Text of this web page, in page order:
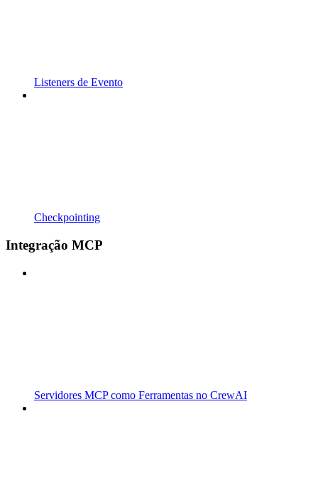
Listeners de Evento
Checkpointing
Integração MCP
Servidores MCP como Ferramentas no CrewAI